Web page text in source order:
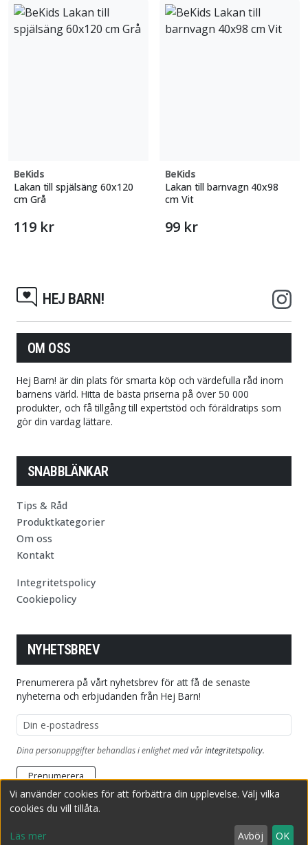
BeKids
Lakan till spjälsäng 60x120
cm Grå
119 kr
BeKids
Lakan till barnvagn 40x98
cm Vit
99 kr
HEJ BARN!
OM OSS
Hej Barn! är din plats för smarta köp och värdefulla råd inom
barnens värld. Hitta de bästa priserna på över 50 000
produkter, och få tillgång till expertstöd och föräldratips som
gör din vardag lättare.
SNABBLÄNKAR
Tips & Råd
Produktkategorier
Om oss
Kontakt
Integritetspolicy
Cookiepolicy
NYHETSBREV
Prenumerera på vårt nyhetsbrev för att få de senaste
nyheterna och erbjudanden från Hej Barn!
E-postadress
Dina personuppgifter behandlas i enlighet med vårintegritetspolicy.
Prenumerera
Producerad av Adrila Sweden AB
Vi använder cookies för att förbättra din upplevelse. Välj vilka
cookies du vill tillåta.
Läs mer Avböj OK